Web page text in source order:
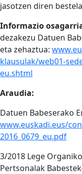
jasotzen diren
Informazio
dezakezu Datuen
eta zehaztua:
klausulak/web01-
eu.shtml
Araudia:
Datuen Babeserako
www.euskadi.eus/
2016_0679_eu.pdf
3/2018 Lege
Pertsonalak